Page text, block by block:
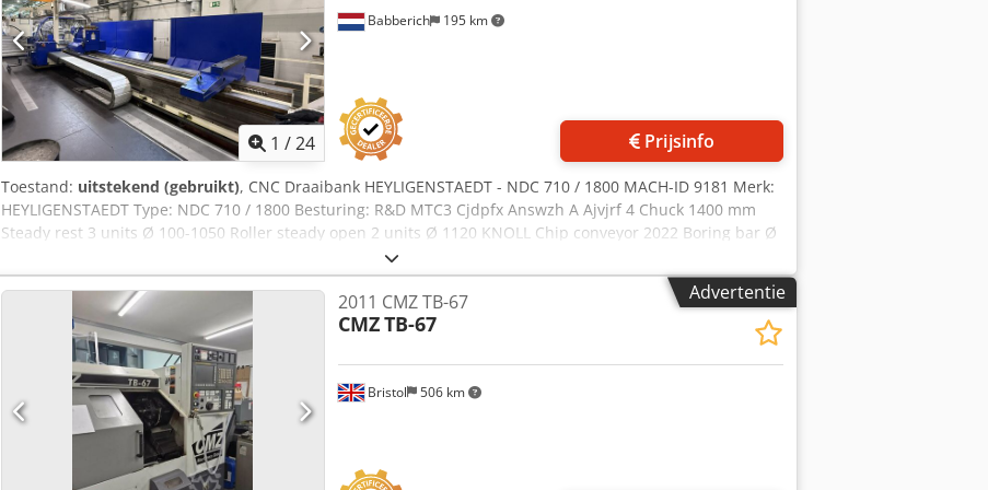
1 /24
Babberich 195 km
Prijsinfo
Toestand: uitstekend (gebruikt), CNC Draaibank HEYLIGENSTAEDT - NDC 710 / 1800 MACH-ID 9181 Merk:
HEYLIGENSTAEDT Type: NDC 710 / 1800 Besturing: R&D MTC3 Cjdpfx Answzh A Ajvjrf 4 Chuck 1400 mm
Steady rest 3 units Ø 100-1050 Roller steady open 2 units Ø 1120 KNOLL Chip conveyor 2022 Boring bar Ø
260 x 3500 mm Boring bar Ø 200 x 1500 mm Boring bar Ø 150 x 1100 mm Draai lengte: 8250mm Draai Ø
over bed: 1400mm Draaidiameter over support:1120mm Vermogen spil: 100kW Werkstukgewicht: 16000
Lengte: 14000mm Breedte: 3500mm Hoogte: 2900mm Gewicht: 32000kg
Advertentie
Bristol 506 km
2011 CMZ TB-67
CMZTB-67